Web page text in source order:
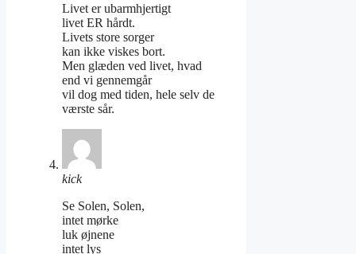
Livet er ubarmhjertigt
livet ER hårdt.
Livets store sorger
kan ikke viskes bort.
Men glæden ved livet, hvad
end vi gennemgår
vil dog med tiden, hele selv de
værste sår.
kick
Se Solen, Solen,
intet mørke
luk øjnene
intet lys